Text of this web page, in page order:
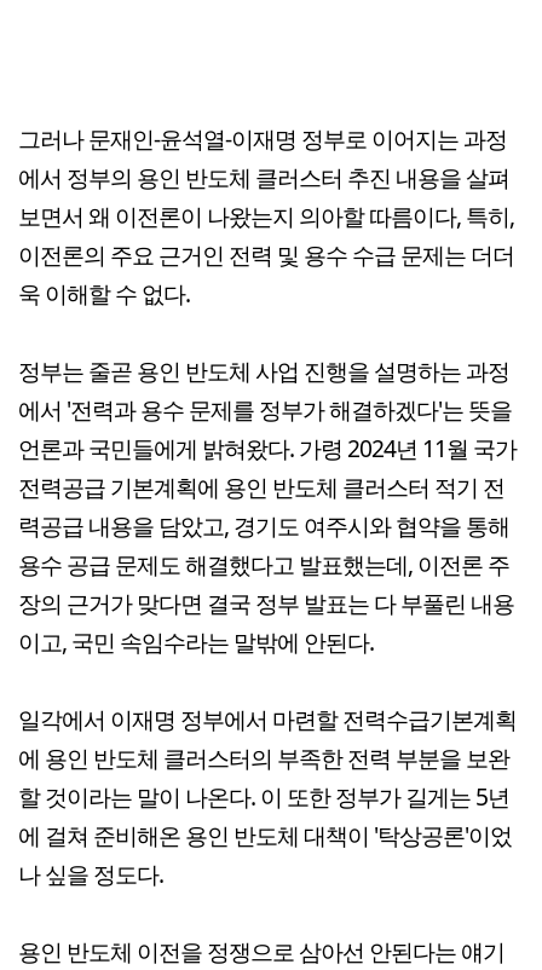
그러나 문재인-윤석열-이재명 정부로 이어지는 과정
에서 정부의 용인 반도체 클러스터 추진 내용을 살펴
보면서 왜 이전론이 나왔는지 의아할 따름이다, 특히,
이전론의 주요 근거인 전력 및 용수 수급 문제는 더더
욱 이해할 수 없다.
정부는 줄곧 용인 반도체 사업 진행을 설명하는 과정
에서 '전력과 용수 문제를 정부가 해결하겠다'는 뜻을
언론과 국민들에게 밝혀왔다. 가령 2024년 11월 국가
전력공급 기본계획에 용인 반도체 클러스터 적기 전
력공급 내용을 담았고, 경기도 여주시와 협약을 통해
용수 공급 문제도 해결했다고 발표했는데, 이전론 주
장의 근거가 맞다면 결국 정부 발표는 다 부풀린 내용
이고, 국민 속임수라는 말밖에 안된다.
일각에서 이재명 정부에서 마련할 전력수급기본계획
에 용인 반도체 클러스터의 부족한 전력 부분을 보완
할 것이라는 말이 나온다. 이 또한 정부가 길게는 5년
에 걸쳐 준비해온 용인 반도체 대책이 '탁상공론'이었
나 싶을 정도다.
용인 반도체 이전을 정쟁으로 삼아선 안된다는 얘기